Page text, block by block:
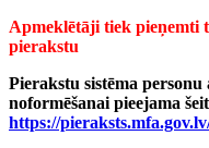
Apmeklētāji tiek pieņemti
pierakstu
Pierakstu sistēma
noformēšanai pieejama šeit
https://